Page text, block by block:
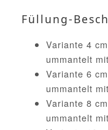
Füllung-
Variante 4
ummantelt
Variante 6
ummantelt
Variante 8
ummantelt